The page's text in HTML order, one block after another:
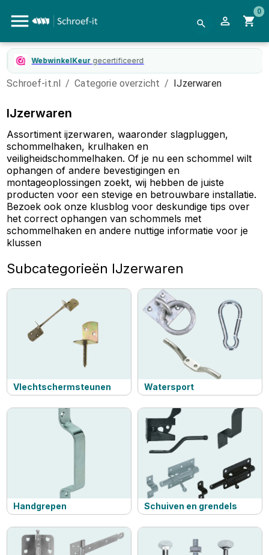
0
WebwinkelKeurgecertificeerd
Schroef-it.nl / Categorie overzicht / IJzerwaren
IJzerwaren
Assortiment ijzerwaren, waaronder slagpluggen,
schommelhaken, krulhaken en
veiligheidschommelhaken. Of je nu een schommel wilt
ophangen of andere bevestigingen en
montageoplossingen zoekt, wij hebben de juiste
producten voor een stevige en betrouwbare installatie.
Bezoek ook onze klusblog voor deskundige tips over
het correct ophangen van schommels met
schommelhaken en andere nuttige informatie voor je
klussen
Subcategorieën IJzerwaren
Vlechtschermsteunen Watersport
Handgrepen Schuiven en grendels